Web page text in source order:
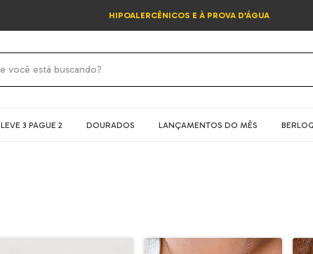
HIPOALERCÊNICOS E À PROVA D’ÁGUA
LEVE 3 PAGUE 2 DOURADOS LANÇAMENTOS DO MÊS